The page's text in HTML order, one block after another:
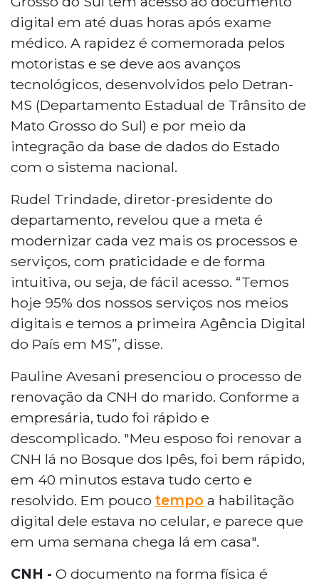
digital em até duas horas após exame
médico. A rapidez é comemorada pelos
motoristas e se deve aos avanços
tecnológicos, desenvolvidos pelo Detran-
MS (Departamento Estadual de Trânsito de
Mato Grosso do Sul) e por meio da
integração da base de dados do Estado
com o sistema nacional.
Rudel Trindade, diretor-presidente do
departamento, revelou que a meta é
modernizar cada vez mais os processos e
serviços, com praticidade e de forma
intuitiva, ou seja, de fácil acesso. “Temos
hoje 95% dos nossos serviços nos meios
digitais e temos a primeira Agência Digital
do País em MS”, disse.
Pauline Avesani presenciou o processo de
renovação da CNH do marido. Conforme a
empresária, tudo foi rápido e
descomplicado. "Meu esposo foi renovar a
CNH lá no Bosque dos Ipês, foi bem rápido,
em 40 minutos estava tudo certo e
resolvido. Em pouco tempo a habilitação
digital dele estava no celular, e parece que
em uma semana chega lá em casa".
CNH - O documento na forma física é